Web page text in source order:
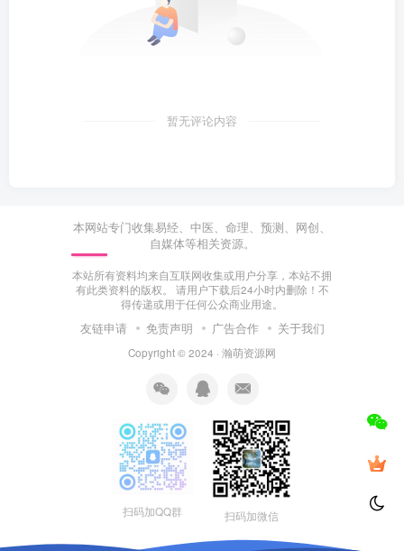
暂无评论内容
本网站专门收集易经、中医、命理、预测、网创、
自媒体等相关资源。
本站所有资料均来自互联网收集或用户分享，本站不拥
有此类资料的版权。 请用户下载后24小时内删除！不
得传递或用于任何公众商业用途。
友链申请 免责声明 广告合作 关于我们
Copyright © 2024 · 瀚萌资源网
扫码加QQ群 扫码加微信